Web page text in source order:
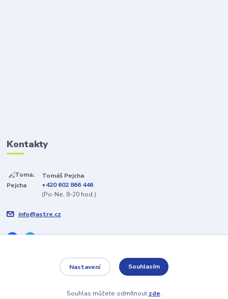
Kontakty
Tomáš Pejcha
+420 602 866 446
(Po-Ne, 8-20 hod.)
info@astre.cz
Vytvořeno na
Eshop-rychle.cz
Nastavení Souhlasím
Souhlas můžete odmítnout zde.